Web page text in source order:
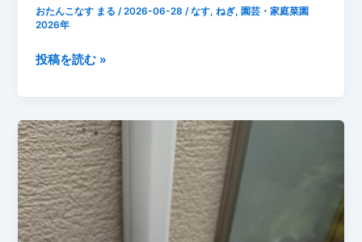
庭
園】
おたんこなす まる/2026-06-28/なす,ねぎ, 園芸・家庭菜園
2026年
2026
月
28
日
な
す
と
ね
投稿を読む »